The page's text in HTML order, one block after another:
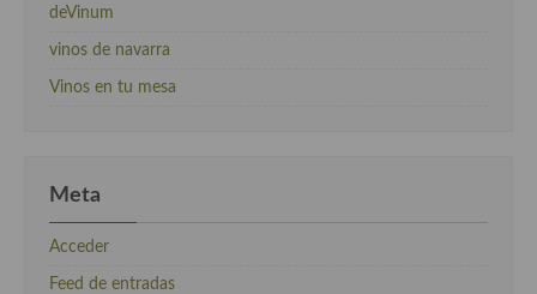
deVinum
vinos de navarra
Vinos en tu mesa
Meta
Acceder
Feed de entradas